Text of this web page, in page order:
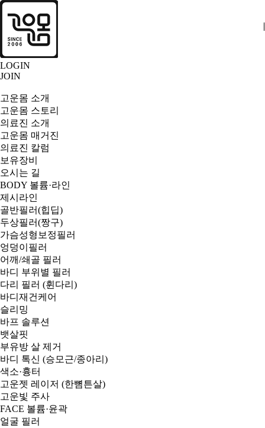
LOGIN
JOIN
|
고운몸 소개
고운몸 스토리
의료진 소개
고운몸 매거진
의료진 칼럼
보유장비
오시는 길
BODY 볼륨·라인
제시라인
골반필러(힙딥)
두상필러(짱구)
가슴성형보정필러
엉덩이필러
어깨/쇄골 필러
바디 부위별 필러
다리 필러 (휜다리)
바디재건케어
슬리밍
바프 솔루션
뱃살핏
부유방 살 제거
바디 톡신 (승모근/종아리)
|
색소·흉터
고운젯 레이저 (한뼘튼살)
고운빛 주사
FACE 볼륨·윤곽
얼굴 필러
|